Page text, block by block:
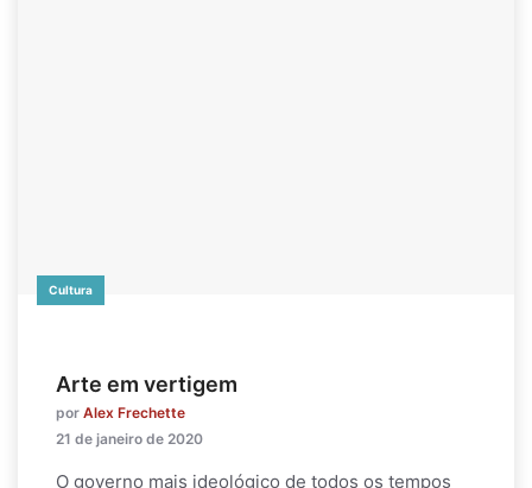
Cultura
Arte em vertigem
por Alex Frechette
21 de janeiro de 2020
O governo mais ideológico de todos os tempos